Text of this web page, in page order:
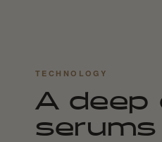
TECHNOLOGY
A deep
serums